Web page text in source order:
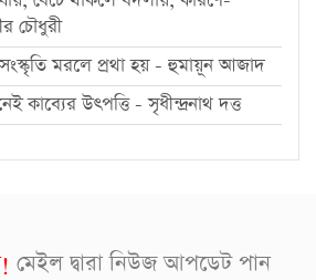
চৌধুরী
মরলে প্রথা হয় - হুমায়ূন আজাদ
কাব্যের উৎপত্তি - সৃধীন্দ্রনাথ দত্ত
মেইল দ্বারা নিউজ আপডেট পান